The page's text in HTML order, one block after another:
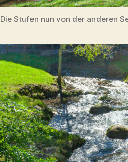
Die Stufen nun von der anderen